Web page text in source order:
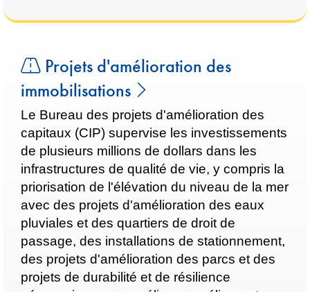
Projets d'amélioration des
immobilisations
Le Bureau des projets d'amélioration des
capitaux (CIP) supervise les investissements
de plusieurs millions de dollars dans les
infrastructures de qualité de vie, y compris la
priorisation de l'élévation du niveau de la mer
avec des projets d'amélioration des eaux
pluviales et des quartiers de droit de
passage, des installations de stationnement,
des projets d'amélioration des parcs et des
projets de durabilité et de résilience